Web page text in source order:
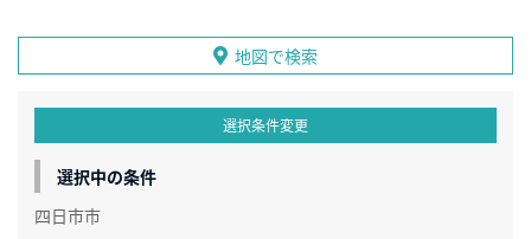
地図で検索
選択条件変更
選択中の条件
四日市市